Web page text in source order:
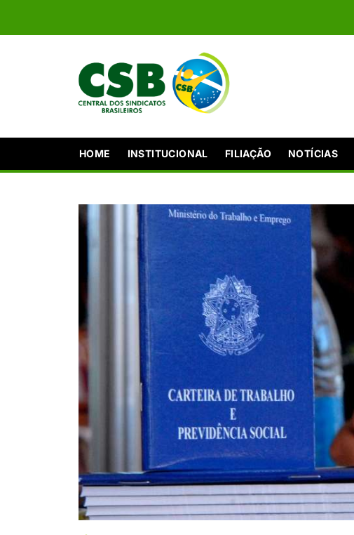
HOME INSTITUCIONAL FILIAÇÃO NOTÍCIAS